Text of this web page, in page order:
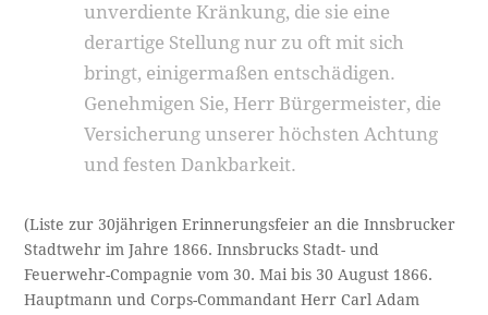
unverdiente Kränkung, die sie eine
derartige Stellung nur zu oft mit sich
bringt, einigermaßen entschädigen.
Genehmigen Sie, Herr Bürgermeister, die
Versicherung unserer höchsten Achtung
und festen Dankbarkeit.
(Liste zur 30jährigen Erinnerungsfeier an die Innsbrucker
Stadtwehr im Jahre 1866. Innsbrucks Stadt- und
Feuerwehr-Compagnie vom 30. Mai bis 30 August 1866.
Hauptmann und Corps-Commandant Herr Carl Adam